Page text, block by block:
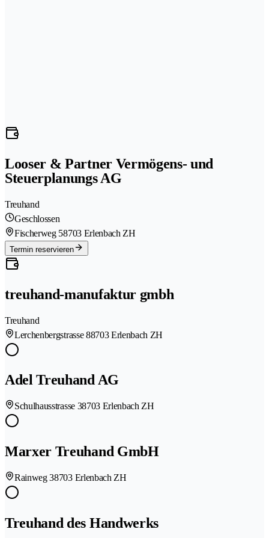
Looser & Partner Vermögens- und
Steuerplanungs AG
Treuhand
Geschlossen
Fischerweg 58703 Erlenbach ZH
Termin reservieren
treuhand-manufaktur gmbh
Treuhand
Lerchenbergstrasse 88703 Erlenbach ZH
Adel Treuhand AG
Schulhausstrasse 38703 Erlenbach ZH
Marxer Treuhand GmbH
Rainweg 38703 Erlenbach ZH
Treuhand des Handwerks